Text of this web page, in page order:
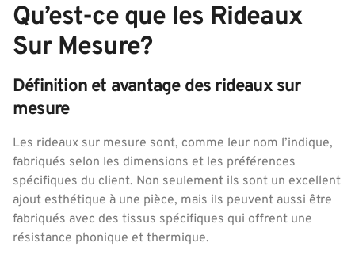
Qu’est-ce que les Rideaux
Sur Mesure?
Définition et avantage des rideaux sur
mesure
Les rideaux sur mesure sont, comme leur nom l’indique,
fabriqués selon les dimensions et les préférences
spécifiques du client. Non seulement ils sont un excellent
ajout esthétique à une pièce, mais ils peuvent aussi être
fabriqués avec des tissus spécifiques qui offrent une
résistance phonique et thermique.